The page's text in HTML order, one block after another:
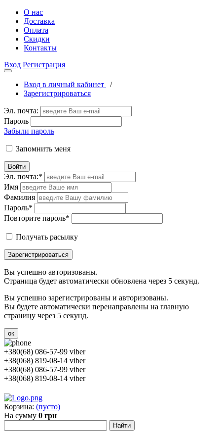
О нас
Доставка
Оплата
Скидки
Контакты
Вход Регистрация
Вход в личный кабинет
/
Зарегистрироваться
Эл. почта:
Пароль
Забыли пароль
Запомнить меня
Войти
Эл. почта:*
Имя
Фамилия
Пароль*
Повторите пароль*
Получать расылку
Зарегистрироваться
Вы успешно авторизованы.
Страница будет автоматически обновлена через 5 секунд.
Вы успешно зарегистрированы и авторизованы.
Вы будете автоматически перенаправлены на главную
страницу через 5 секунд.
ок
+380(68) 086-57-99 viber
+38(068) 819-08-14 viber
+380(68) 086-57-99 viber
+38(068) 819-08-14 viber
Корзина: (пусто)
На сумму 0 грн